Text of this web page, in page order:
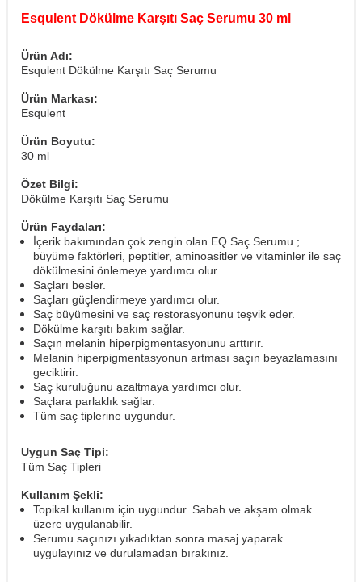
Esqulent Dökülme Karşıtı Saç Serumu 30 ml
Ürün Adı:
Esqulent Dökülme Karşıtı Saç Serumu
Ürün Markası:
Esqulent
Ürün Boyutu:
30 ml
Özet Bilgi:
Dökülme Karşıtı Saç Serumu
Ürün Faydaları:
İçerik bakımından çok zengin olan EQ Saç Serumu ;
büyüme faktörleri, peptitler, aminoasitler ve vitaminler ile saç
dökülmesini önlemeye yardımcı olur.
Saçları besler.
Saçları güçlendirmeye yardımcı olur.
Saç büyümesini ve saç restorasyonunu teşvik eder.
Dökülme karşıtı bakım sağlar.
Saçın melanin hiperpigmentasyonunu arttırır.
Melanin hiperpigmentasyonun artması saçın beyazlamasını
geciktirir.
Saç kuruluğunu azaltmaya yardımcı olur.
Saçlara parlaklık sağlar.
Tüm saç tiplerine uygundur.
Uygun Saç Tipi:
Tüm Saç Tipleri
Kullanım Şekli:
Topikal kullanım için uygundur. Sabah ve akşam olmak
üzere uygulanabilir.
Serumu saçınızı yıkadıktan sonra masaj yaparak
uygulayınız ve durulamadan bırakınız.